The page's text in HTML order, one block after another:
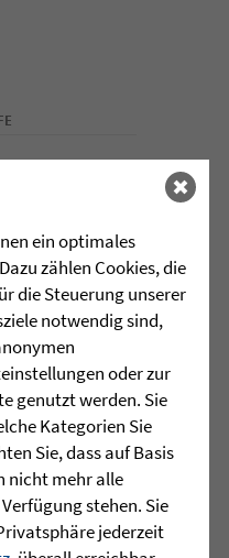
es
Ende Juli
der 10.
alt mach
ein optimales
zählen Cookies, die
die Steuerung unserer
notwendig sind,
oder zur
genutzt werden. Sie
Kategorien Sie
Sie, dass auf Basis
nicht mehr alle
stehen. Sie
jederzeit